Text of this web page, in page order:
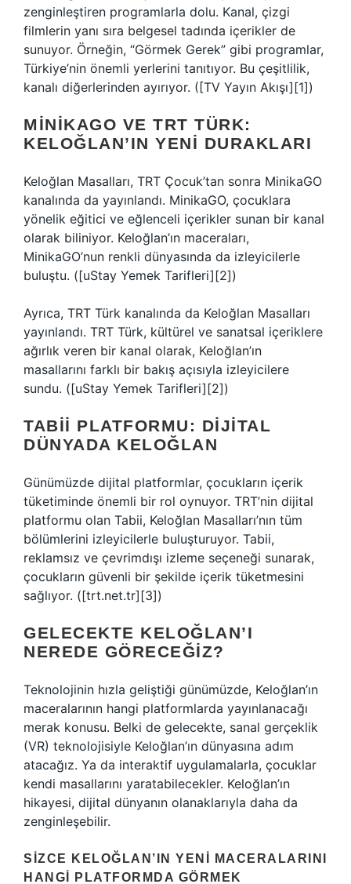
zenginleştiren programlarla dolu. Kanal, çizgi
filmlerin yanı sıra belgesel tadında içerikler de
sunuyor. Örneğin, “Görmek Gerek” gibi programlar,
Türkiye’nin önemli yerlerini tanıtıyor. Bu çeşitlilik,
kanalı diğerlerinden ayırıyor. ([TV Yayın Akışı][1])
MINIKAGO VE TRT TÜRK:
KELOĞLAN’IN YENI DURAKLARI
Keloğlan Masalları, TRT Çocuk’tan sonra MinikaGO
kanalında da yayınlandı. MinikaGO, çocuklara
yönelik eğitici ve eğlenceli içerikler sunan bir kanal
olarak biliniyor. Keloğlan’ın maceraları,
MinikaGO’nun renkli dünyasında da izleyicilerle
buluştu. ([uStay Yemek Tarifleri][2])
Ayrıca, TRT Türk kanalında da Keloğlan Masalları
yayınlandı. TRT Türk, kültürel ve sanatsal içeriklere
ağırlık veren bir kanal olarak, Keloğlan’ın
masallarını farklı bir bakış açısıyla izleyicilere
sundu. ([uStay Yemek Tarifleri][2])
TABII PLATFORMU: DIJITAL
DÜNYADA KELOĞLAN
Günümüzde dijital platformlar, çocukların içerik
tüketiminde önemli bir rol oynuyor. TRT’nin dijital
platformu olan Tabii, Keloğlan Masalları’nın tüm
bölümlerini izleyicilerle buluşturuyor. Tabii,
reklamsız ve çevrimdışı izleme seçeneği sunarak,
çocukların güvenli bir şekilde içerik tüketmesini
sağlıyor. ([trt.net.tr][3])
GELECEKTE KELOĞLAN’I
NEREDE GÖRECEĞIZ?
Teknolojinin hızla geliştiği günümüzde, Keloğlan’ın
maceralarının hangi platformlarda yayınlanacağı
merak konusu. Belki de gelecekte, sanal gerçeklik
(VR) teknolojisiyle Keloğlan’ın dünyasına adım
atacağız. Ya da interaktif uygulamalarla, çocuklar
kendi masallarını yaratabilecekler. Keloğlan’ın
hikayesi, dijital dünyanın olanaklarıyla daha da
zenginleşebilir.
SIZCE KELOĞLAN’IN YENI MACERALARINI
HANGI PLATFORMDA GÖRMEK